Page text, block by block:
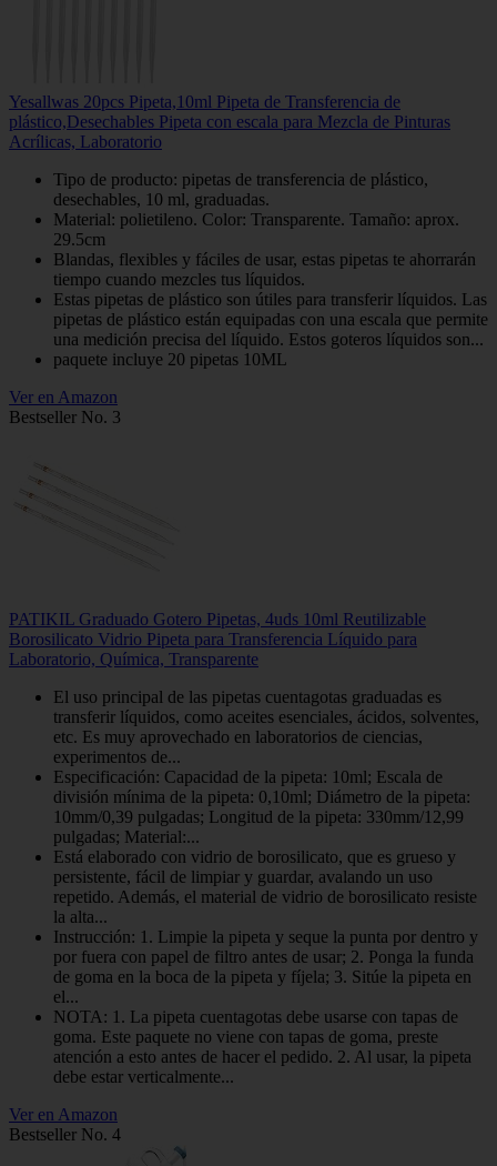
Yesallwas 20pcs Pipeta,10ml Pipeta de Transferencia de
plástico,Desechables Pipeta con escala para Mezcla de Pinturas
Acrílicas, Laboratorio
Tipo de producto: pipetas de transferencia de plástico,
desechables, 10 ml, graduadas.
Material: polietileno. Color: Transparente. Tamaño: aprox.
29.5cm
Blandas, flexibles y fáciles de usar, estas pipetas te ahorrarán
tiempo cuando mezcles tus líquidos.
Estas pipetas de plástico son útiles para transferir líquidos. Las
pipetas de plástico están equipadas con una escala que permite
una medición precisa del líquido. Estos goteros líquidos son...
paquete incluye 20 pipetas 10ML
Ver en Amazon
Bestseller No. 3
PATIKIL Graduado Gotero Pipetas, 4uds 10ml Reutilizable
Borosilicato Vidrio Pipeta para Transferencia Líquido para
Laboratorio, Química, Transparente
El uso principal de las pipetas cuentagotas graduadas es
transferir líquidos, como aceites esenciales, ácidos, solventes,
etc. Es muy aprovechado en laboratorios de ciencias,
experimentos de...
Especificación: Capacidad de la pipeta: 10ml; Escala de
división mínima de la pipeta: 0,10ml; Diámetro de la pipeta:
10mm/0,39 pulgadas; Longitud de la pipeta: 330mm/12,99
pulgadas; Material:...
Está elaborado con vidrio de borosilicato, que es grueso y
persistente, fácil de limpiar y guardar, avalando un uso
repetido. Además, el material de vidrio de borosilicato resiste
la alta...
Instrucción: 1. Limpie la pipeta y seque la punta por dentro y
por fuera con papel de filtro antes de usar; 2. Ponga la funda
de goma en la boca de la pipeta y fíjela; 3. Sitúe la pipeta en
el...
NOTA: 1. La pipeta cuentagotas debe usarse con tapas de
goma. Este paquete no viene con tapas de goma, preste
atención a esto antes de hacer el pedido. 2. Al usar, la pipeta
debe estar verticalmente...
Ver en Amazon
Bestseller No. 4